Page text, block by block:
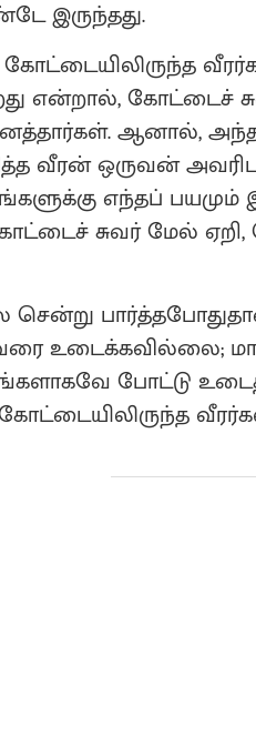
இருந்தது.
என்றால், கோட்டைச்
ஆனால்,
வீரன் ஒருவன்
எந்தப்
சுவர் மேல் ஏறி,
உடைக்கவில்லை;
போட்டு
கோட்டையிலிருந்த